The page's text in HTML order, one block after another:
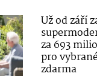
Už od září
za 693
pro
zdarma